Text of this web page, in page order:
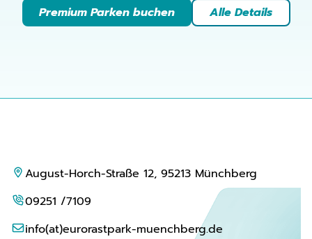
Premium Parken buchen Alle Details
August-Horch-Straße 12, 95213 Münchberg
09251 /7109
info(at)eurorastpark-muenchberg.de